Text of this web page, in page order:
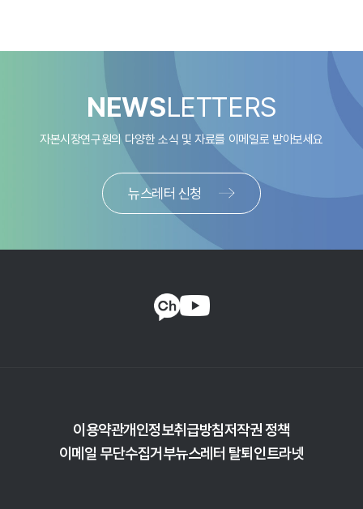
로 나누어 수익률(%)로 환산하고 연율화한 값이다. 환헤지 비용인
통상적으로 국내금리가 미국금리보다 높았던 양(+)의
스왑포인트 시기 동안 환헤지를 수행하면, 환율 변동위험의 헤지효과
외에 스왑포인트 또는 스왑레이트만큼 추가 이득을 얻을 수 있었다.
그러나 한미금리가 역전된 현재는 이와 반대 상황이며, 예를 들어
수출업체가 <그림 1>처럼 1년 만기 환헤지를 수행하면 현물환율(S)보다
30원이나 낮은 선도환율(F)에 따라 1달러당 30원 또는 원금 기준으로
2.3%의 환헤지 비용이 발생한다.
보면, 2010년 1월~2018년 2월 기간에 평균 한미금리 차이 및
스왑레이트가 각각 1.8%와 1.4%로 양(+)의 값을 나타냈다. 즉,
NEWSLETTERS
자본시장연구원의 다양한 소식 및 자료를 이메일로 받아보세요
뉴스레터 신청
이용약관개인정보취급방침저작권 정책
이메일 무단수집거부뉴스레터 탈퇴 인트라넷